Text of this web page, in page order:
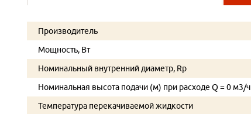
Производитель
Мощность, Вт
Номинальный внутренний диаметр, Rp
Номинальная высота подачи (м) при расходе Q = 0 м3/ч
Температура перекачиваемой жидкости